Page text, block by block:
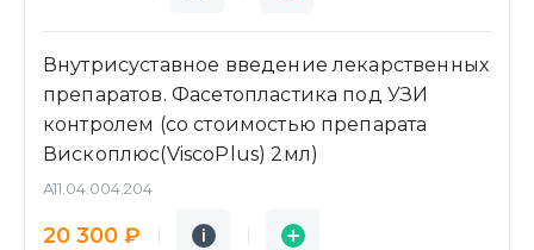
Внутрисуставное введение лекарственных
препаратов. Фасетопластика под УЗИ
контролем (со стоимостью препарата
Вископлюс(ViscoPlus) 2мл)
A11.04.004.204
20 300 ₽ i
Подробнее
i
Заявка